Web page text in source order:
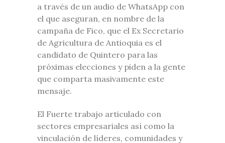
a través de un audio de WhatsApp con
el que aseguran, en nombre de la
campaña de Fico, que el Ex Secretario
de Agricultura de Antioquia es el
candidato de Quintero para las
próximas elecciones y piden a la gente
que comparta masivamente este
mensaje.
El Fuerte trabajo articulado con
sectores empresariales así como la
vinculación de líderes, comunidades y